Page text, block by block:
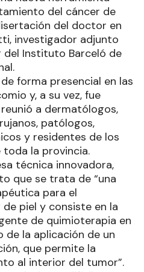
del cáncer de
del doctor en
investigador adjunto
del Instituto Barceló de
forma presencial en las
y, a su vez, fue
a dermatólogos,
patólogos,
y residentes de los
la provincia.
técnica innovadora,
que se trata de “una
para el
piel y consiste en la
de quimioterapia en
de la aplicación de un
que permite la
al interior del tumor”.